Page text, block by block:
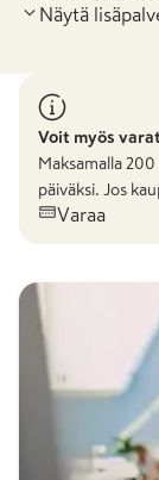
Näytä
Voit myös
Maksamalla 200
päiväksi. Jos
Varaa